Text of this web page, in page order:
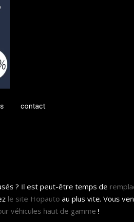
contact
? Il est peut-être temps de
le site Hopauto au plus vite. Vous
véhicules haut de gamme !